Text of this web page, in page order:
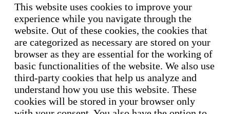
This website uses cookies to improve your
experience while you navigate through the
website. Out of these cookies, the cookies that
are categorized as necessary are stored on your
browser as they are essential for the working of
basic functionalities of the website. We also use
third-party cookies that help us analyze and
understand how you use this website. These
cookies will be stored in your browser only